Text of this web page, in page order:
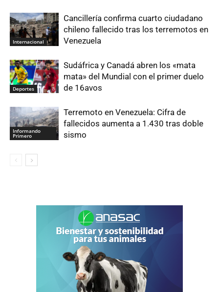
Internacional
Cancillería confirma cuarto ciudadano
chileno fallecido tras los terremotos en
Venezuela
Deportes
Sudáfrica y Canadá abren los «mata
mata» del Mundial con el primer duelo
de 16avos
Informando
Primero
Terremoto en Venezuela: Cifra de
fallecidos aumenta a 1.430 tras doble
sismo